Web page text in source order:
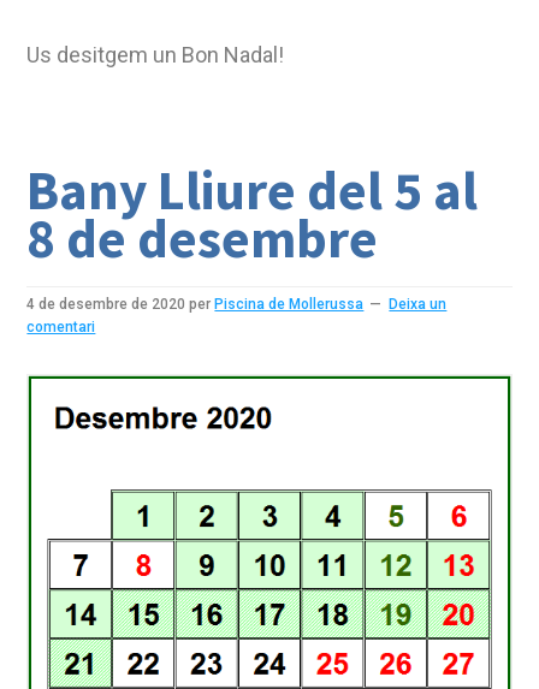
Us desitgem un Bon Nadal!
Bany Lliure del 5 al
8 de desembre
4 de desembre de 2020 perPiscina de Mollerussa
Deixa un
comentari